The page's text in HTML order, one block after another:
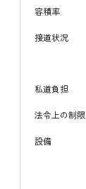
容積率
接道状況
私道負担
法令上の制限
設備